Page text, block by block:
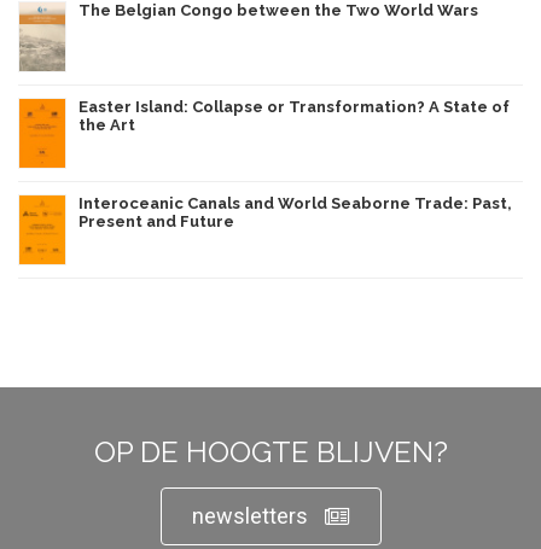
The Belgian Congo between the Two World Wars
Easter Island: Collapse or Transformation? A State of
the Art
Interoceanic Canals and World Seaborne Trade: Past,
Present and Future
OP DE HOOGTE BLIJVEN?
newsletters